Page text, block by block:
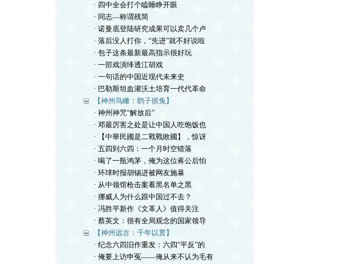
· 四中全会打个瞌睡睁开眼
· 同志—称谓残简
· 诺曼底登陆研究成果可以卖几个卢
· 落后没人打你，“先进”就不好说啦
· 包子这条最新最高指示很好玩
· 一部戏演绎透江胡戏
· 一句话的中国近现代未来史
· 巴勒斯坦血灌沃土培育一代代革命
【神州鸟瞰：鹞子抓兔】
· 神州神咒“解放后”
· 邓最厉害之处是让中国人吃饱饭也
· 【中華民國是二戰戰敗國】，惊讶
· 五四到六四：一个月时空错落
· 喝了一瓶鸿茅，俺为这位蒋公后怕
· 环球时报胡锡进被网友施暴
· 从中领馆枪击案看黑名单之黑
· 挪威人为什么跟中国过不去？
· 冯胜平新作《文革人》值得关注
· 蔡英文：很有全局观念的国家领导
【神州远古：千年以贯】
· 纪念六四旧作重发：六四“平反”的
· 俺要上访申冤——俺从来不认为毛有